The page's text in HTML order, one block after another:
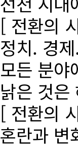
[ 전환의
정치. 경
모든 분야
낡은 것은
[ 전환의
혼란과 변